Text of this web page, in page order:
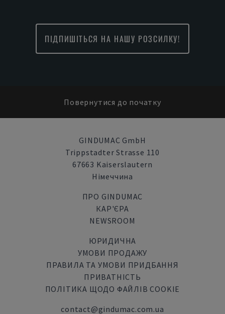
ПІДПИШІТЬСЯ НА НАШУ РОЗСИЛКУ!
Повернутися до початку
GINDUMAC GmbH
Trippstadter Strasse 110
67663 Kaiserslautern
Німеччина
ПРО GINDUMAC
КАР'ЄРА
NEWSROOM
ЮРИДИЧНА
УМОВИ ПРОДАЖУ
ПРАВИЛА ТА УМОВИ ПРИДБАННЯ
ПРИВАТНІСТЬ
ПОЛІТИКА ЩОДО ФАЙЛІВ COOKIE
contact@gindumac.com.ua